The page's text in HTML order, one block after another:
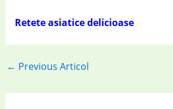
Retete asiatice delicioase
← Previous Articol